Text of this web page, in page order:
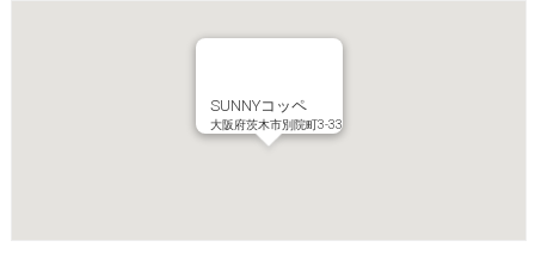
SUNNYコッペ
大阪府茨木市別院町3-33